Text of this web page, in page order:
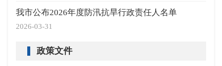
2026-03-31
我市公布2026年度防汛抗旱行政责任人名单
政策文件